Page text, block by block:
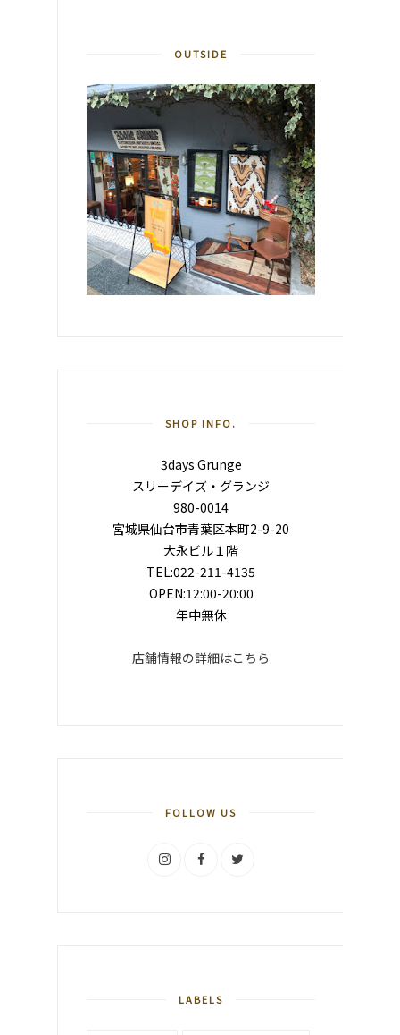
OUTSIDE
SHOP INFO.
3days Grunge
スリーデイズ・グランジ
980-0014
宮城県仙台市青葉区本町2-9-20
大永ビル１階
TEL:022-211-4135
OPEN:12:00-20:00
年中無休
店舗情報の詳細はこちら
FOLLOW US
LABELS